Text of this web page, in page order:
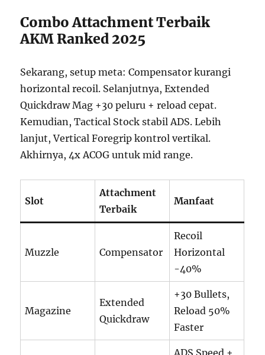
Combo Attachment Terbaik
AKM Ranked 2025
Sekarang, setup meta: Compensator kurangi
horizontal recoil. Selanjutnya, Extended
Quickdraw Mag +30 peluru + reload cepat.
Kemudian, Tactical Stock stabil ADS. Lebih
lanjut, Vertical Foregrip kontrol vertikal.
Akhirnya, 4x ACOG untuk mid range.
Slot
Attachment
Terbaik
Manfaat
Muzzle Compensator
Recoil
Horizontal
-40%
Magazine
Extended
Quickdraw
+30 Bullets,
Reload 50%
Faster
ADS Speed +